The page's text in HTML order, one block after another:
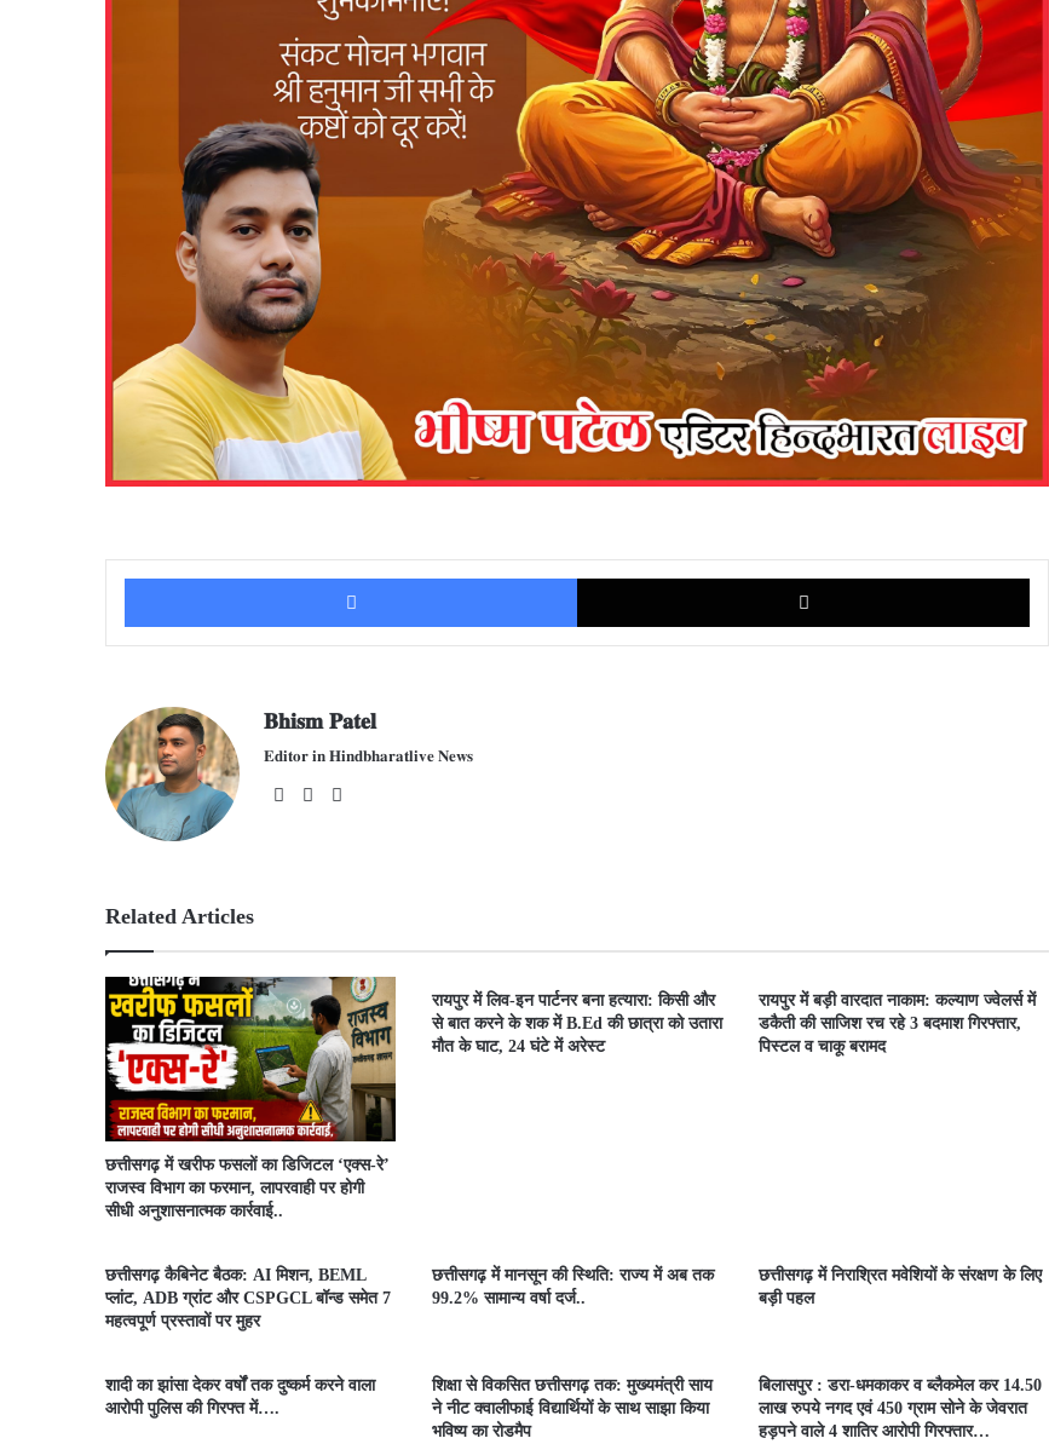
Facebook
𝐁𝐡𝐢𝐬𝐦 𝐏𝐚𝐭𝐞𝐥
𝐄𝐝𝐢𝐭𝐨𝐫 𝐢𝐧 𝐇𝐢𝐧𝐝𝐛𝐡𝐚𝐫𝐚𝐭𝐥𝐢𝐯𝐞 𝐍𝐞𝐰𝐬
We
Fac
Related Articles
​छत्तीसगढ़ में खरीफ फसलों का डिजिटल ‘एक्स-रे’
राजस्व विभाग का फरमान, लापरवाही पर होगी
सीधी अनुशासनात्मक कार्रवाई..
रायपुर में लिव-इन पार्टनर बना हत्यारा: किसी और
से बात करने के शक में B.Ed की छात्रा को उतारा
मौत के घाट, 24 घंटे में अरेस्ट
रायपुर में बड़ी वारदात नाकाम: कल्याण ज्वेलर्स में
डकैती की साजिश रच रहे 3 बदमाश गिरफ्तार,
पिस्टल व चाकू बरामद
छत्तीसगढ़ कैबिनेट बैठक: AI मिशन, BEML
प्लांट, ADB ग्रांट और CSPGCL बॉन्ड समेत 7
महत्वपूर्ण प्रस्तावों पर मुहर
छत्तीसगढ़ में मानसून की स्थिति: राज्य में अब तक
99.2% सामान्य वर्षा दर्ज..
छत्तीसगढ़ में निराश्रित मवेशियों के संरक्षण के लिए
बड़ी पहल
शादी का झांसा देकर वर्षों तक दुष्कर्म करने वाला
आरोपी पुलिस की गिरफ्त में….
शिक्षा से विकसित छत्तीसगढ़ तक: मुख्यमंत्री साय
ने नीट क्वालीफाई विद्यार्थियों के साथ साझा किया
भविष्य का रोडमैप
बिलासपुर : डरा-धमकाकर व ब्लैकमेल कर 14.50
लाख रुपये नगद एवं 450 ग्राम सोने के जेवरात
हड़पने वाले 4 शातिर आरोपी गिरफ्तार…